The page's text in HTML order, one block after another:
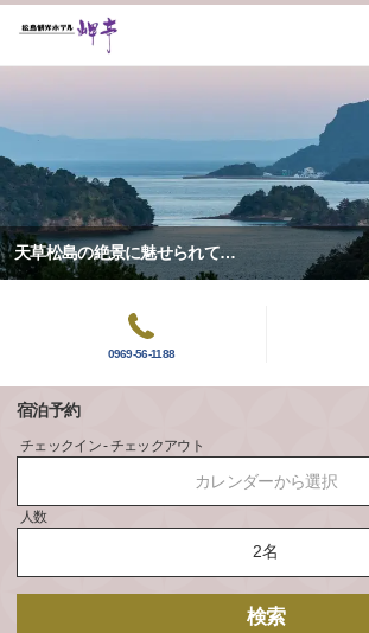
天草松島の絶景に魅せられて…
0969-56-1188
宿泊予約
チェックイン - チェックアウト
カレンダーから選択
人数
検索